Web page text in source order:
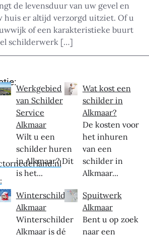
de levensduur van uw gevel en
huis er altijd verzorgd uitziet. Of u
of een karakteristieke buurt
schilderwerk […]
Werkgebied
van Schilder
Service
Alkmaar
Wilt u een
schilder huren
in Alkmaar? Dit
is het...
Winterschilder
Alkmaar
Winterschilder
Alkmaar is dé
Wat kost een
schilder in
Alkmaar?
De kosten voor
het inhuren
van een
schilder in
Alkmaar...
Spuitwerk
Alkmaar
Bent u op zoek
naar een